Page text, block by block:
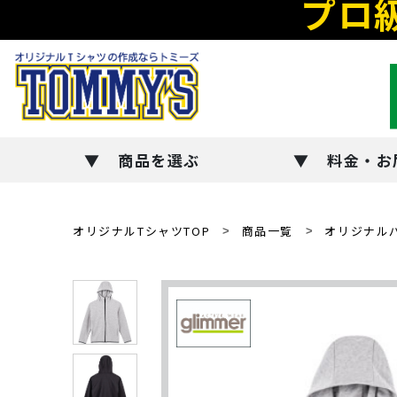
プロ
商品を選ぶ 料金・
オリジナルTシャツTOP 商品一覧 オリジナル